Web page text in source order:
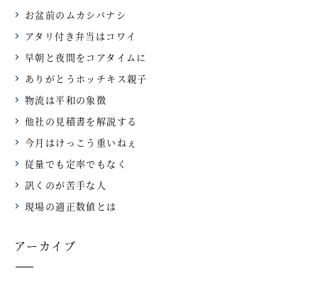
お盆前のムカシバナシ
アタリ付き弁当はコワイ
早朝と夜間をコアタイムに
ありがとうホッチキス親子
物流は平和の象徴
他社の見積書を解説する
今月はけっこう重いねぇ
従量でも定率でもなく
訊くのが苦手な人
現場の適正数値とは
アーカイブ